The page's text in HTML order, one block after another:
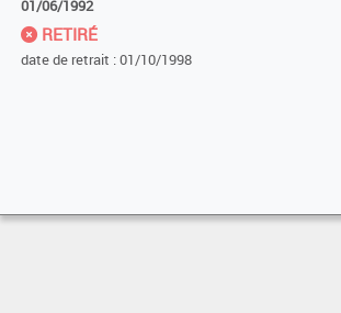
01/06/1992
RETIRÉ
date de retrait : 01/10/1998